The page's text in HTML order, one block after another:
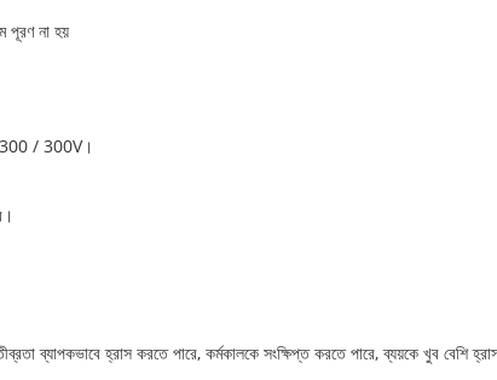
পূরণ না হয়
300 / 300V।
ব্যাপকভাবে হ্রাস করতে পারে, কর্মকালকে সংক্ষিপ্ত করতে পারে, ব্যয়কে খুব বেশি